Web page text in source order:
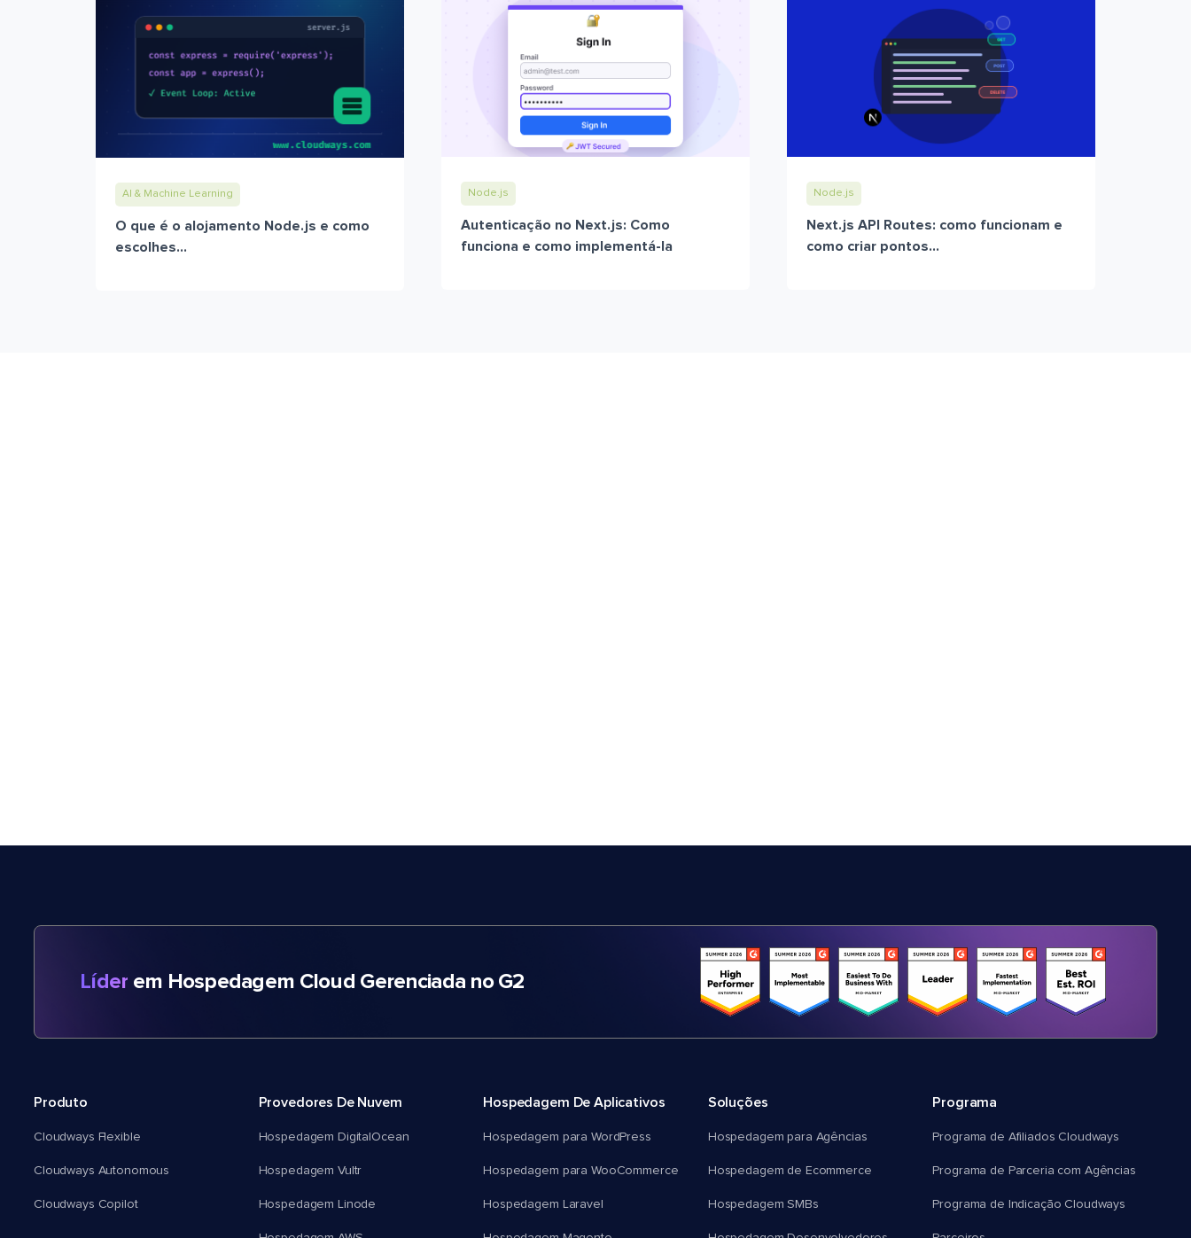
AI & Machine Learning
O que é o alojamento Node.js e como
escolhes...
Node.js
Autenticação no Next.js: Como
funciona e como implementá-la
Node.js
Next.js API Routes: como funcionam e
como criar pontos...
Líder em Hospedagem Cloud Gerenciada no G2
Produto
Cloudways Flexible
Cloudways Autonomous
Cloudways Copilot
Provedores De Nuvem
Hospedagem DigitalOcean
Hospedagem Vultr
Hospedagem Linode
Hospedagem De Aplicativos
Hospedagem para WordPress
Hospedagem para WooCommerce
Hospedagem Laravel
Soluções
Hospedagem para Agências
Hospedagem de Ecommerce
Hospedagem SMBs
Programa
Programa de Afiliados Cloudways
Programa de Parceria com Agências
Programa de Indicação Cloudways